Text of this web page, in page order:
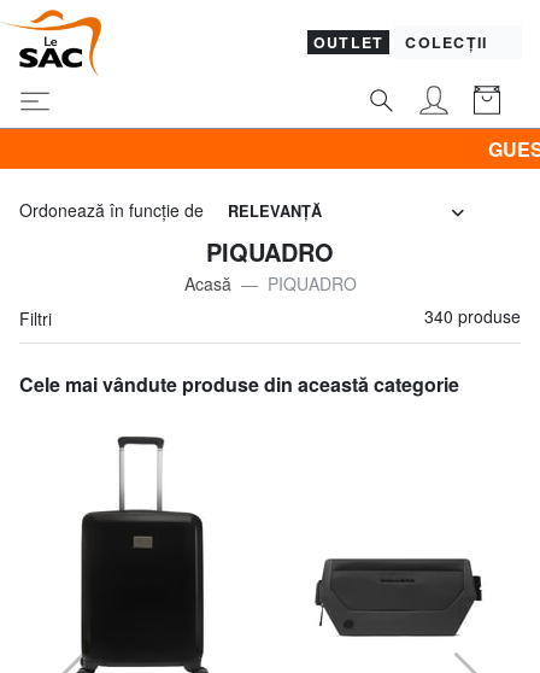
OUTLET COLECȚII
GUESS &
Ordonează în funcţie de RELEVANŢĂ
PIQUADRO
Acasă
PIQUADRO
Filtri
340 produse
Cele mai vândute produse din această categorie